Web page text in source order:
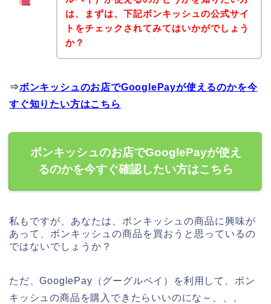
は、まずは、下記ボンキッシュの公式サイ
トをチェックされてみてはいかがでしょう
か？
⇒ボンキッシュのお店でGooglePayが使えるのかを今
すぐ知りたい方はこちら
ボンキッシュのお店でGooglePayが使え
るのかを今すぐ確認したい方はこちら
私もですが、あなたは、ボンキッシュの商品に興味が
あって、ボンキッシュの商品を買おうと思っているの
ではないでしょうか？
ただ、GooglePay（グーグルペイ）を利用して、ボン
キッシュの商品を購入できたらいいのにな～、、、